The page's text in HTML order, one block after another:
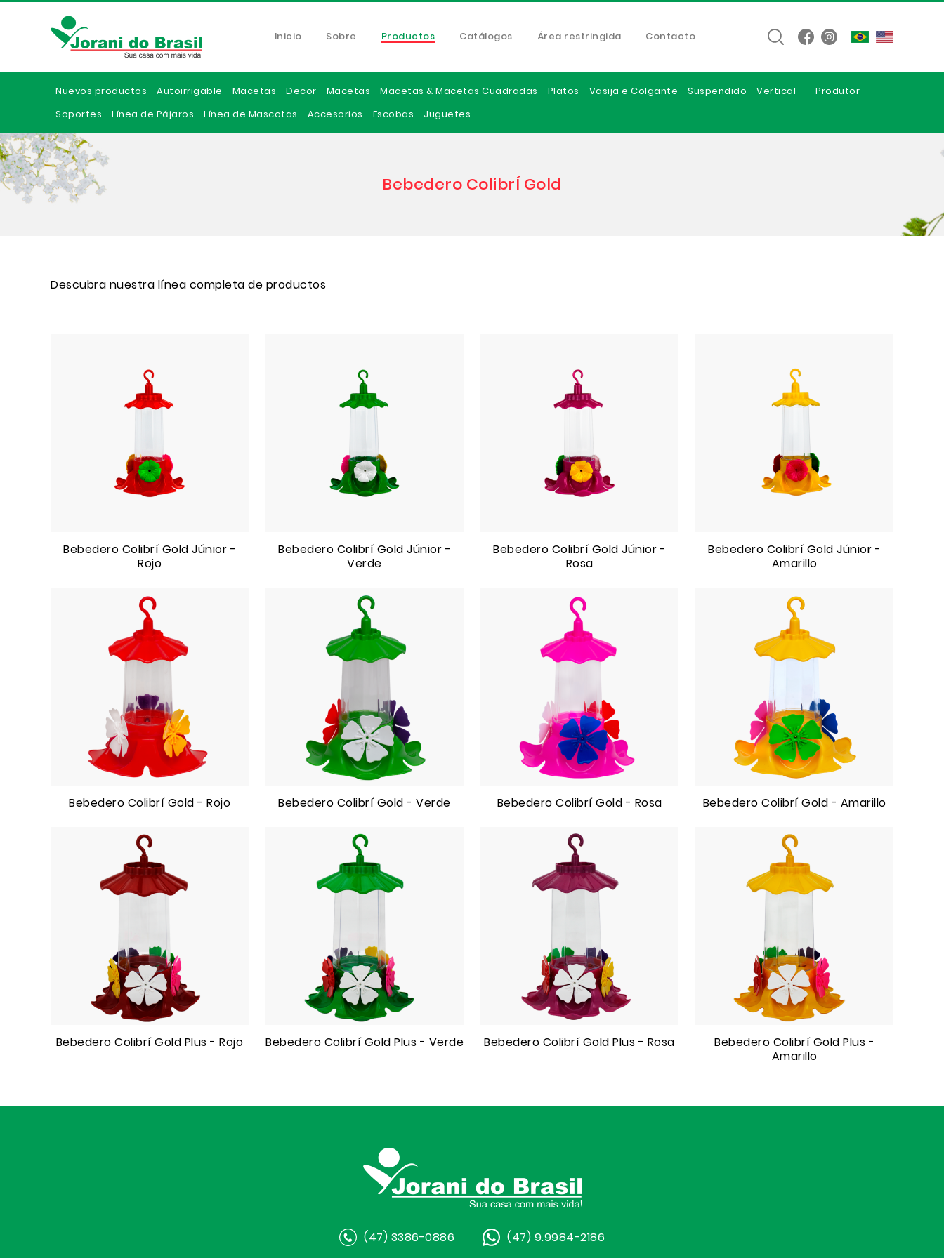
Inicio Sobre Productos Catálogos Área restringida Contacto
Nuevos productos Autoirrigable Macetas Decor Macetas Macetas & Macetas Cuadradas Platos Vasija e Colgante Suspendido Vertical
Produtor
Soportes
Línea de Pájaros Línea de Mascotas Accesorios Escobas Juguetes
Bebedero ColibrÍ Gold
Descubra nuestra línea completa de productos
Bebedero Colibrí Gold Júnior -
Rojo
Bebedero Colibrí Gold Júnior -
Verde
Bebedero Colibrí Gold Júnior -
Rosa
Bebedero Colibrí Gold Júnior -
Amarillo
Bebedero Colibrí Gold - Rojo Bebedero Colibrí Gold - Verde Bebedero Colibrí Gold - Rosa Bebedero Colibrí Gold - Amarillo
Bebedero Colibrí Gold Plus - Rojo Bebedero Colibrí Gold Plus - Verde Bebedero Colibrí Gold Plus - Rosa
Bebedero Colibrí Gold Plus -
Amarillo
(47) 3386-0886 (47) 9.9984-2186